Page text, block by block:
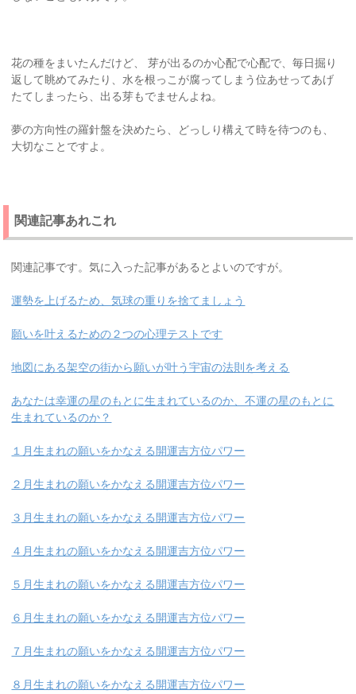
花の種をまいたんだけど、 芽が出るのか心配で心配で、毎日掘り
返して眺めてみたり、水を根っこが腐ってしまう位あせってあげ
たてしまったら、出る芽もでませんよね。
夢の方向性の羅針盤を決めたら、どっしり構えて時を待つのも、
大切なことですよ。
関連記事あれこれ
関連記事です。気に入った記事があるとよいのですが。
運勢を上げるため、気球の重りを捨てましょう
願いを叶えるための２つの心理テストです
地図にある架空の街から願いが叶う宇宙の法則を考える
あなたは幸運の星のもとに生まれているのか、不運の星のもとに
生まれているのか？
１月生まれの願いをかなえる開運吉方位パワー
２月生まれの願いをかなえる開運吉方位パワー
３月生まれの願いをかなえる開運吉方位パワー
４月生まれの願いをかなえる開運吉方位パワー
５月生まれの願いをかなえる開運吉方位パワー
６月生まれの願いをかなえる開運吉方位パワー
７月生まれの願いをかなえる開運吉方位パワー
８月生まれの願いをかなえる開運吉方位パワー